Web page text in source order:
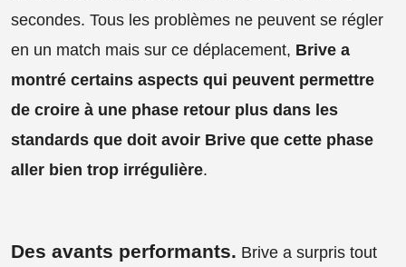
secondes. Tous les problèmes ne peuvent se régler
en un match mais sur ce déplacement, Brive a
montré certains aspects qui peuvent permettre
de croire à une phase retour plus dans les
standards que doit avoir Brive que cette phase
aller bien trop irrégulière.
Des avants performants. Brive a surpris tout